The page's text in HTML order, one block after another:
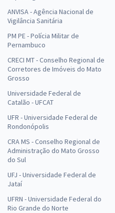
ANVISA - Agência Nacional de
Vigilância Sanitária
PM PE - Polícia Militar de
Pernambuco
CRECI MT - Conselho Regional de
Corretores de Imóveis do Mato
Grosso
Universidade Federal de
Catalão - UFCAT
UFR - Universidade Federal de
Rondonópolis
CRA MS - Conselho Regional de
Administração do Mato Grosso
do Sul
UFJ - Universidade Federal de
Jataí
UFRN - Universidade Federal do
Rio Grande do Norte